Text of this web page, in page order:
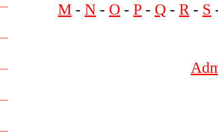
M - N - O - P - Q - R- S